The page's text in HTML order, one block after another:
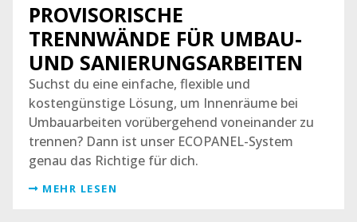
PROVISORISCHE
TRENNWÄNDE FÜR UMBAU-
UND SANIERUNGSARBEITEN
Suchst du eine einfache, flexible und
kostengünstige Lösung, um Innenräume bei
Umbauarbeiten vorübergehend voneinander zu
trennen? Dann ist unser ECOPANEL-System
genau das Richtige für dich.
MEHR LESEN